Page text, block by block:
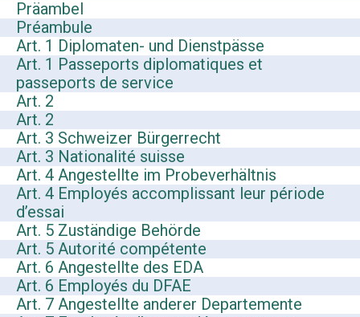
Präambel
Préambule
Art. 1 Diplomaten- und Dienstpässe
Art. 1 Passeports diplomatiques et
passeports de service
Art. 2
Art. 2
Art. 3 Schweizer Bürgerrecht
Art. 3 Nationalité suisse
Art. 4 Angestellte im Probeverhältnis
Art. 4 Employés accomplissant leur période
d’essai
Art. 5 Zuständige Behörde
Art. 5 Autorité compétente
Art. 6 Angestellte des EDA
Art. 6 Employés du DFAE
Art. 7 Angestellte anderer Departemente